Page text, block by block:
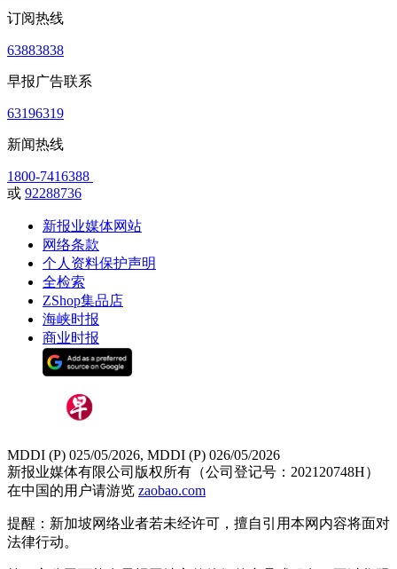
订阅热线
63883838
早报广告联系
63196319
新闻热线
1800-7416388
或 92288736
新报业媒体网站
网络条款
个人资料保护声明
全检索
ZShop集品店
海峡时报
商业时报
MDDI (P) 025/05/2026, MDDI (P) 026/05/2026
新报业媒体有限公司版权所有（公司登记号：202120748H）
在中国的用户请游览 zaobao.com
提醒：新加坡网络业者若未经许可，擅自引用本网内容将面对
法律行动。